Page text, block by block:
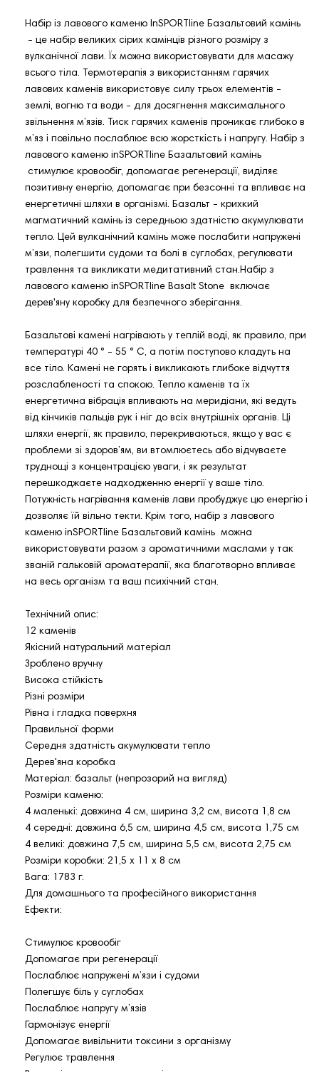
Набір із лавового каменю InSPORTline Базальтовий камінь
- це набір великих сірих камінців різного розміру з
вулканічної лави. Їх можна використовувати для масажу
всього тіла. Термотерапія з використанням гарячих
лавових каменів використовує силу трьох елементів -
землі, вогню та води - для досягнення максимального
звільнення м’язів. Тиск гарячих каменів проникає глибоко в
м’яз і повільно послаблює всю жорсткість і напругу. Набір з
лавового каменю inSPORTline Базальтовий камінь
стимулює кровообіг, допомагає регенерації, виділяє
позитивну енергію, допомагає при безсонні та впливає на
енергетичні шляхи в організмі. Базальт - крихкий
магматичний камінь із середньою здатністю акумулювати
тепло. Цей вулканічний камінь може послабити напружені
м’язи, полегшити судоми та болі в суглобах, регулювати
травлення та викликати медитативний стан.Набір з
лавового каменю inSPORTline Basalt Stone включає
дерев'яну коробку для безпечного зберігання.
Базальтові камені нагрівають у теплій воді, як правило, при
температурі 40 ° - 55 ° C, а потім поступово кладуть на
все тіло. Камені не горять і викликають глибоке відчуття
розслабленості та спокою. Тепло каменів та їх
енергетична вібрація впливають на меридіани, які ведуть
від кінчиків пальців рук і ніг до всіх внутрішніх органів. Ці
шляхи енергії, як правило, перекриваються, якщо у вас є
проблеми зі здоров’ям, ви втомлюєтесь або відчуваєте
труднощі з концентрацією уваги, і як результат
перешкоджаєте надходженню енергії у ваше тіло.
Потужність нагрівання каменів лави пробуджує цю енергію і
дозволяє їй вільно текти. Крім того, набір з лавового
каменю inSPORTline Базальтовий камінь можна
використовувати разом з ароматичними маслами у так
званій гальковій ароматерапії, яка благотворно впливає
на весь організм та ваш психічний стан.
Технічний опис:
12 каменів
Якісний натуральний матеріал
Зроблено вручну
Висока стійкість
Різні розміри
Рівна і гладка поверхня
Правильної форми
Середня здатність акумулювати тепло
Дерев'яна коробка
Матеріал: базальт (непрозорий на вигляд)
Розміри каменю:
4 маленькі: довжина 4 см, ширина 3,2 см, висота 1,8 см
4 середні: довжина 6,5 см, ширина 4,5 см, висота 1,75 см
4 великі: довжина 7,5 см, ширина 5,5 см, висота 2,75 см
Розміри коробки: 21,5 x 11 x 8 см
Вага: 1783 г.
Для домашнього та професійного використання
Ефекти:
Стимулює кровообіг
Допомагає при регенерації
Послаблює напружені м’язи і судоми
Полегшує біль у суглобах
Послаблює напругу м’язів
Гармонізує енергії
Допомагає вивільнити токсини з організму
Регулює травлення